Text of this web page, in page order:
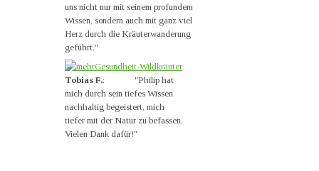
uns nicht nur mit seinem profundem
Wissen, sondern auch mit ganz viel
Herz durch die Kräuterwanderung
geführt."
Tobias F.: "Philip hat
mich durch sein tiefes Wissen
nachhaltig begeistert, mich
tiefer mit der Natur zu befassen.
Vielen Dank dafür!"